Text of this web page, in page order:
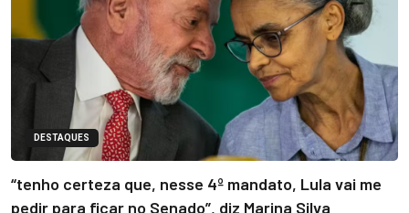
DESTAQUES
“tenho certeza que, nesse 4º mandato, Lula vai me
pedir para ficar no Senado”, diz Marina Silva